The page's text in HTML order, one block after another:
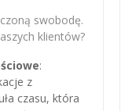
swobodę.
klientów?
:
z
czasu, która